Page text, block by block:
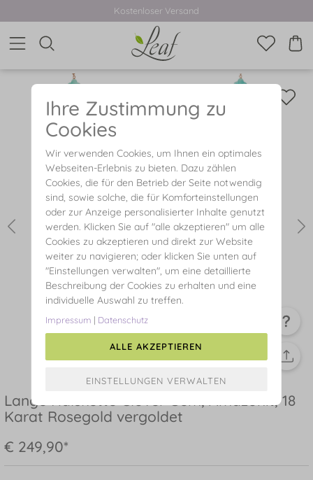
Kostenloser Versand
Lange Halskette Clover Gem, Amazonit, 18
Karat Rosegold vergoldet
€ 249,90*
Ihre Zustimmung zu
Cookies
Wir verwenden Cookies, um Ihnen ein optimales
Webseiten-Erlebnis zu bieten. Dazu zählen
Cookies, die für den Betrieb der Seite notwendig
sind, sowie solche, die für Komforteinstellungen
oder zur Anzeige personalisierter Inhalte genutzt
werden. Klicken Sie auf "alle akzeptieren" um alle
Cookies zu akzeptieren und direkt zur Website
weiter zu navigieren; oder klicken Sie unten auf
"Einstellungen verwalten", um eine detaillierte
Beschreibung der Cookies zu erhalten und eine
individuelle Auswahl zu treffen.
Impressum | Datenschutz
ALLE AKZEPTIEREN